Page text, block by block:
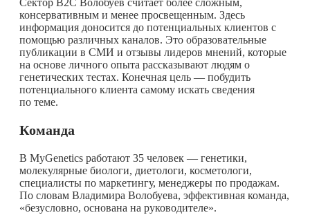
консервативным и менее просвещенным. Здесь
информация доносится до потенциальных клиентов с
помощью различных каналов. Это образовательные
публикации в СМИ и отзывы лидеров мнений, которые
на основе личного опыта рассказывают людям о
генетических тестах. Конечная цель — побудить
потенциального клиента самому искать сведения
по теме.
Команда
В MyGenetics работают 35 человек — генетики,
молекулярные биологи, диетологи, косметологи,
специалисты по маркетингу, менеджеры по продажам.
По словам Владимира Волобуева, эффективная команда,
«безусловно, основана на руководителе».